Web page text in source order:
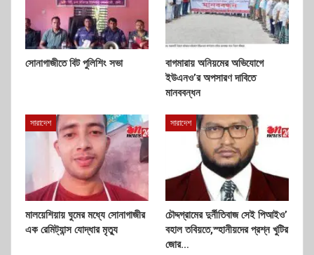
সোনাগাজীতে বিট পুলিশিং সভা
বাগমারায় অনিয়মের অভিযোগে
ইউএনও’র অপসারণ দাবিতে
মানববন্ধন
সারাদেশ
মালয়েশিয়ায় ঘুমের মধ্যে সোনাগাজীর
এক রেমিট্যান্স যোদ্ধার মৃত্যু
সারাদেশ
চৌদ্দগ্রামের দুর্নীতিবাজ সেই পিআইও’
বহাল তবিয়তে,স্হানীয়দের প্রশ্ন খুটির
জোর…